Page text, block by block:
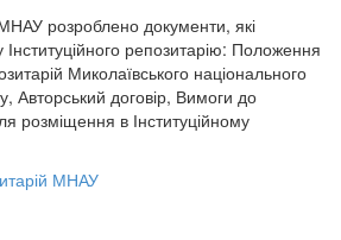
розроблено документи, які
репозитарію: Положення
Миколаївського національного
Авторський договір, Вимоги до
розміщення в Інституційному
МНАУ